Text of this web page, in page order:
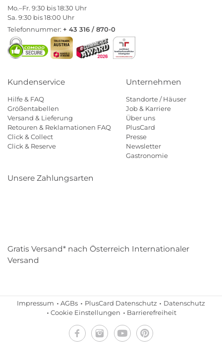
Mo.–Fr. 9:30 bis 18:30 Uhr
Sa. 9:30 bis 18:00 Uhr
Telefonnummer: + 43 316 / 870-0
Kundenservice
Hilfe & FAQ
Größentabellen
Versand & Lieferung
Retouren & Reklamationen FAQ
Click & Collect
Click & Reserve
Unternehmen
Standorte / Häuser
Job & Karriere
Über uns
PlusCard
Presse
Newsletter
Gastronomie
Unsere Zahlungsarten
Gratis Versand* nach Österreich Internationaler
Versand
Impressum AGBs PlusCard Datenschutz
Datenschutz
Cookie Einstellungen
Barrierefreiheit